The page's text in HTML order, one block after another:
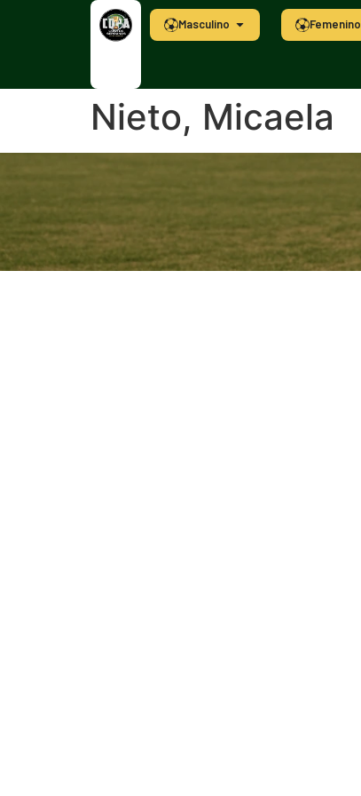
Masculino Femenino
Nieto, Micaela